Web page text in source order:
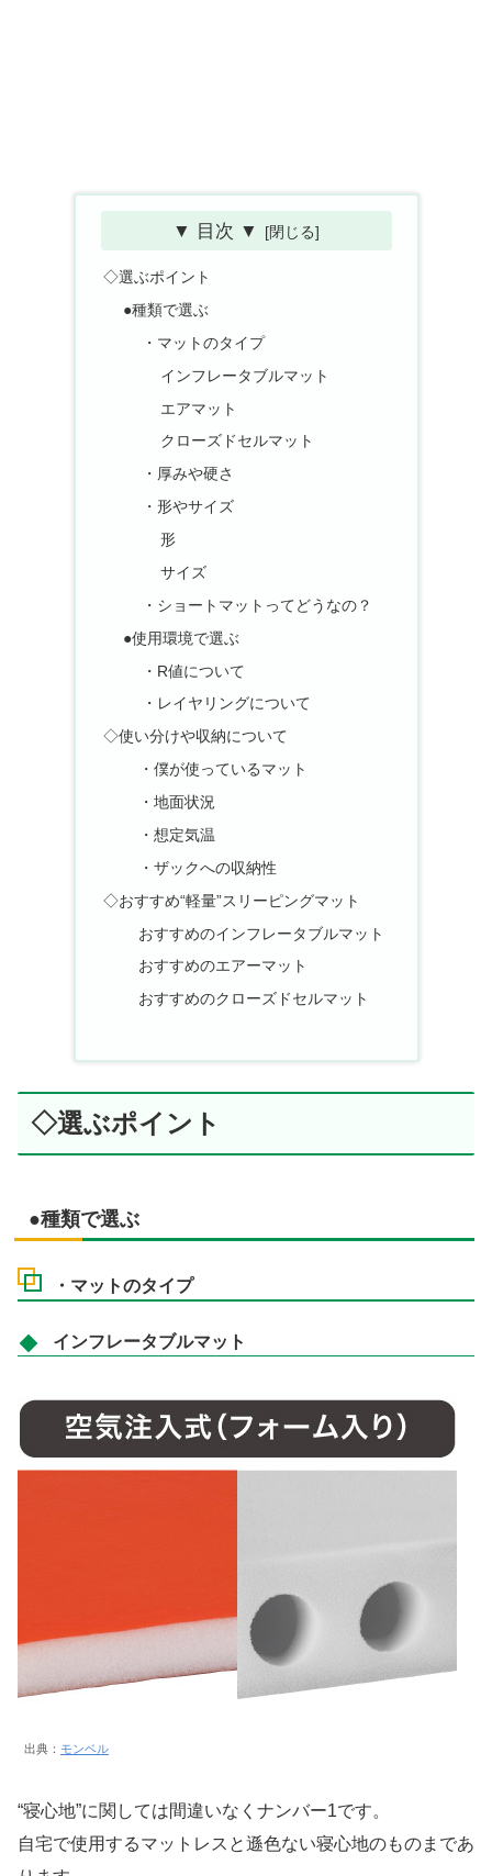
▼ 目次 ▼
◇選ぶポイント
●種類で選ぶ
・マットのタイプ
インフレータブルマット
エアマット
クローズドセルマット
・厚みや硬さ
・形やサイズ
形
サイズ
・ショートマットってどうなの？
●使用環境で選ぶ
・R値について
・レイヤリングについて
◇使い分けや収納について
・僕が使っているマット
・地面状況
・想定気温
・ザックへの収納性
◇おすすめ“軽量”スリーピングマット
おすすめのインフレータブルマット
おすすめのエアーマット
おすすめのクローズドセルマット
◇選ぶポイント
●種類で選ぶ
・マットのタイプ
インフレータブルマット
出典： モンベル
“寝心地”に関しては間違いなくナンバー1です。
自宅で使用するマットレスと遜色ない寝心地のものまであ